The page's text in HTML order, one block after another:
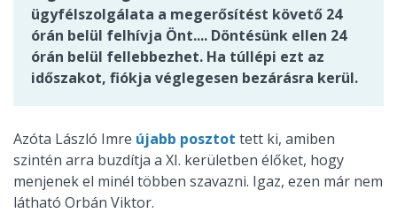
ügyfélszolgálata a megerősítést követő 24
órán belül felhívja Önt.... Döntésünk ellen 24
órán belül fellebbezhet. Ha túllépi ezt az
időszakot, fiókja véglegesen bezárásra kerül.
Azóta László Imre újabb posztot tett ki, amiben
szintén arra buzdítja a XI. kerületben élőket, hogy
menjenek el minél többen szavazni. Igaz, ezen már nem
látható Orbán Viktor.